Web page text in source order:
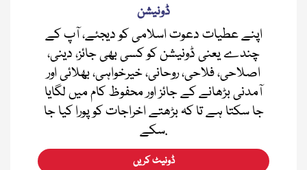
ڈونیشن
اپنے عطیات دعوت اسلامی کو دیجئے، آپ کے
چندے یعنی ڈونیشن کو کسی بھی جائز، دینی،
اصلاحی، فلاحی، روحانی، خیرخواہی، بھلائی اور
آمدنی بڑھانے کے جائز اور محفوظ کام میں لگایا
جا سکتا ہے تا کہ بڑھتے اخراجات کو پورا کیا جا
سکے.
ڈونیٹ کریں